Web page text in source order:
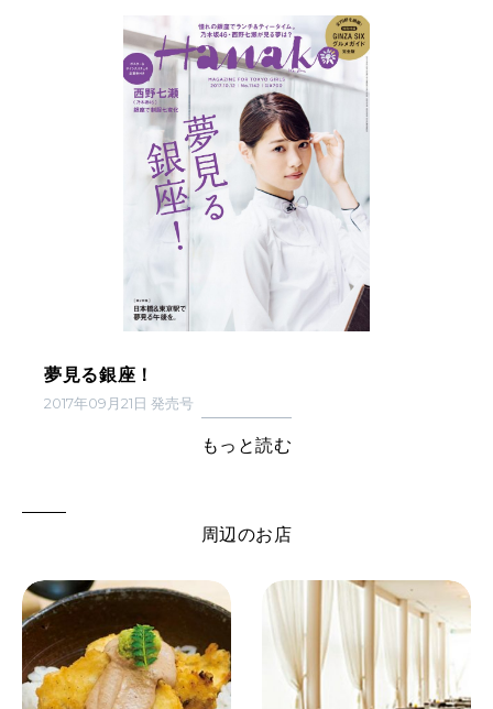
夢見る銀座！
2017年09月21日 発売号
もっと読む
周辺のお店